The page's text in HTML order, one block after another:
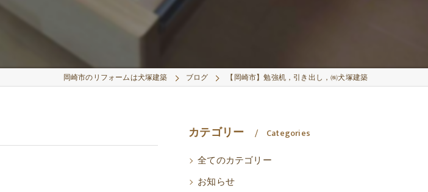
岡崎市のリフォームは犬塚建築 ブログ 【岡崎市】勉強机，引き出し，㈱犬塚建築
カテゴリー Categories
全てのカテゴリー
お知らせ